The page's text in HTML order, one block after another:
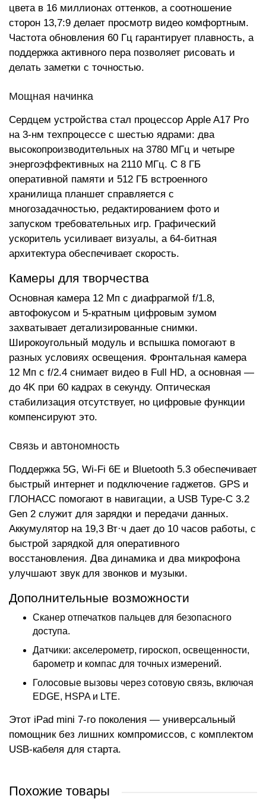
цвета в 16 миллионах оттенков, а соотношение
сторон 13,7:9 делает просмотр видео комфортным.
Частота обновления 60 Гц гарантирует плавность, а
поддержка активного пера позволяет рисовать и
делать заметки с точностью.
Мощная начинка
Сердцем устройства стал процессор Apple A17 Pro
на 3-нм техпроцессе с шестью ядрами: два
высокопроизводительных на 3780 МГц и четыре
энергоэффективных на 2110 МГц. С 8 ГБ
оперативной памяти и 512 ГБ встроенного
хранилища планшет справляется с
многозадачностью, редактированием фото и
запуском требовательных игр. Графический
ускоритель усиливает визуалы, а 64-битная
архитектура обеспечивает скорость.
Камеры для творчества
Основная камера 12 Мп с диафрагмой f/1.8,
автофокусом и 5-кратным цифровым зумом
захватывает детализированные снимки.
Широкоугольный модуль и вспышка помогают в
разных условиях освещения. Фронтальная камера
12 Мп с f/2.4 снимает видео в Full HD, а основная —
до 4K при 60 кадрах в секунду. Оптическая
стабилизация отсутствует, но цифровые функции
компенсируют это.
Связь и автономность
Поддержка 5G, Wi-Fi 6E и Bluetooth 5.3 обеспечивает
быстрый интернет и подключение гаджетов. GPS и
ГЛОНАСС помогают в навигации, а USB Type-C 3.2
Gen 2 служит для зарядки и передачи данных.
Аккумулятор на 19,3 Вт·ч дает до 10 часов работы, с
быстрой зарядкой для оперативного
восстановления. Два динамика и два микрофона
улучшают звук для звонков и музыки.
Дополнительные возможности
Сканер отпечатков пальцев для безопасного
доступа.
Датчики: акселерометр, гироскоп, освещенности,
барометр и компас для точных измерений.
Голосовые вызовы через сотовую связь, включая
EDGE, HSPA и LTE.
Этот iPad mini 7-го поколения — универсальный
помощник без лишних компромиссов, с комплектом
USB-кабеля для старта.
Похожие товары